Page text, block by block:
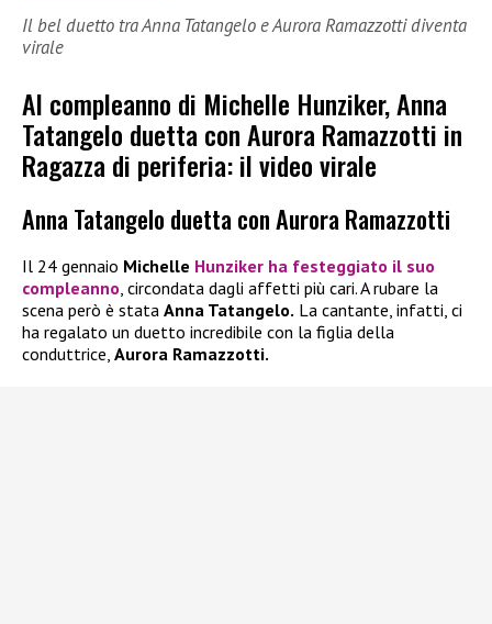
Il bel duetto tra Anna Tatangelo e Aurora Ramazzotti diventa
virale
Al compleanno di Michelle Hunziker, Anna
Tatangelo duetta con Aurora Ramazzotti in
Ragazza di periferia: il video virale
Anna Tatangelo duetta con Aurora Ramazzotti
Il 24 gennaio Michelle Hunziker ha festeggiato il suo
compleanno, circondata dagli affetti più cari. A rubare la
scena però è stata Anna Tatangelo. La cantante, infatti, ci
ha regalato un duetto incredibile con la figlia della
conduttrice, Aurora Ramazzotti.